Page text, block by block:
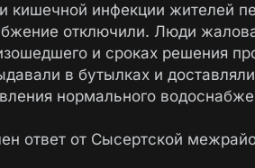
инфекции жителей
отключили. Люди
и сроках решения
в бутылках и
нормального
ответ от Сысертской